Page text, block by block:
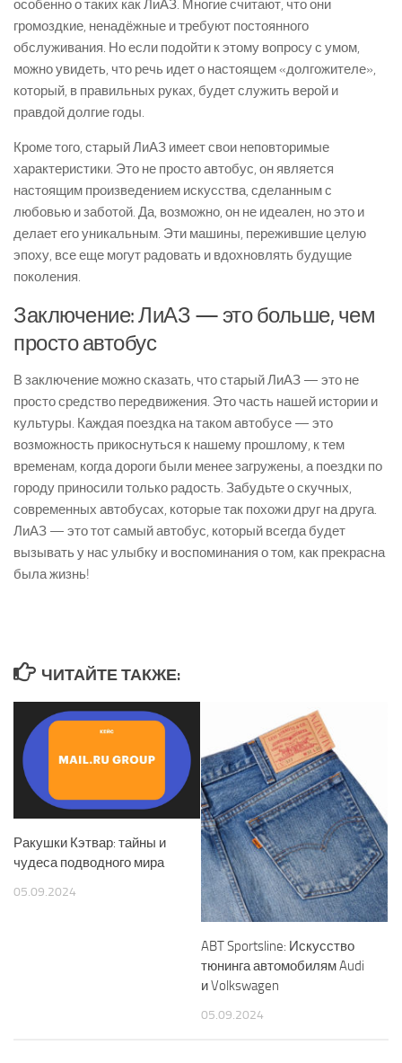
особенно о таких как ЛиАЗ. Многие считают, что они
громоздкие, ненадёжные и требуют постоянного
обслуживания. Но если подойти к этому вопросу с умом,
можно увидеть, что речь идет о настоящем «долгожителе»,
который, в правильных руках, будет служить верой и
правдой долгие годы.
Кроме того, старый ЛиАЗ имеет свои неповторимые
характеристики. Это не просто автобус, он является
настоящим произведением искусства, сделанным с
любовью и заботой. Да, возможно, он не идеален, но это и
делает его уникальным. Эти машины, пережившие целую
эпоху, все еще могут радовать и вдохновлять будущие
поколения.
Заключение: ЛиАЗ — это больше, чем
просто автобус
В заключение можно сказать, что старый ЛиАЗ — это не
просто средство передвижения. Это часть нашей истории и
культуры. Каждая поездка на таком автобусе — это
возможность прикоснуться к нашему прошлому, к тем
временам, когда дороги были менее загружены, а поездки по
городу приносили только радость. Забудьте о скучных,
современных автобусах, которые так похожи друг на друга.
ЛиАЗ — это тот самый автобус, который всегда будет
вызывать у нас улыбку и воспоминания о том, как прекрасна
была жизнь!
ЧИТАЙТЕ ТАКЖЕ:
Ракушки Кэтвар: тайны и
чудеса подводного мира
05.09.2024
ABT Sportsline: Искусство
тюнинга автомобилям Audi
и Volkswagen
05.09.2024